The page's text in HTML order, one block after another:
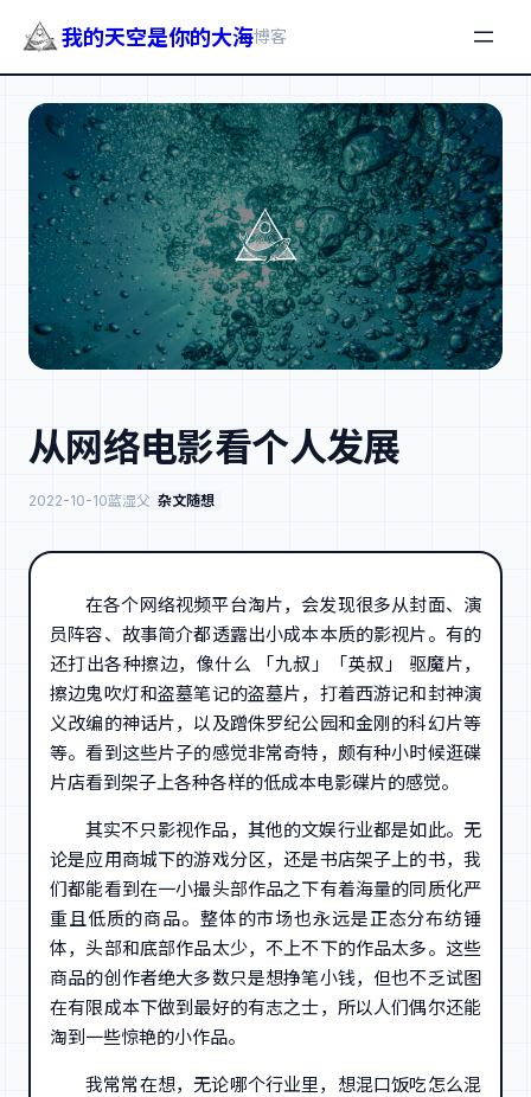
我的天空是你的大海博客
从网络电影看个人发展
2022-10-10蓝湿父 杂文随想
在各个网络视频平台淘片，会发现很多从封面、演
员阵容、故事简介都透露出小成本本质的影视片。有的
还打出各种擦边，像什么 「九叔」「英叔」 驱魔片，
擦边鬼吹灯和盗墓笔记的盗墓片，打着西游记和封神演
义改编的神话片，以及蹭侏罗纪公园和金刚的科幻片等
等。看到这些片子的感觉非常奇特，颇有种小时候逛碟
片店看到架子上各种各样的低成本电影碟片的感觉。
其实不只影视作品，其他的文娱行业都是如此。无
论是应用商城下的游戏分区，还是书店架子上的书，我
们都能看到在一小撮头部作品之下有着海量的同质化严
重且低质的商品。整体的市场也永远是正态分布纺锤
体，头部和底部作品太少，不上不下的作品太多。这些
商品的创作者绝大多数只是想挣笔小钱，但也不乏试图
在有限成本下做到最好的有志之士，所以人们偶尔还能
淘到一些惊艳的小作品。
我常常在想，无论哪个行业里，想混口饭吃怎么混